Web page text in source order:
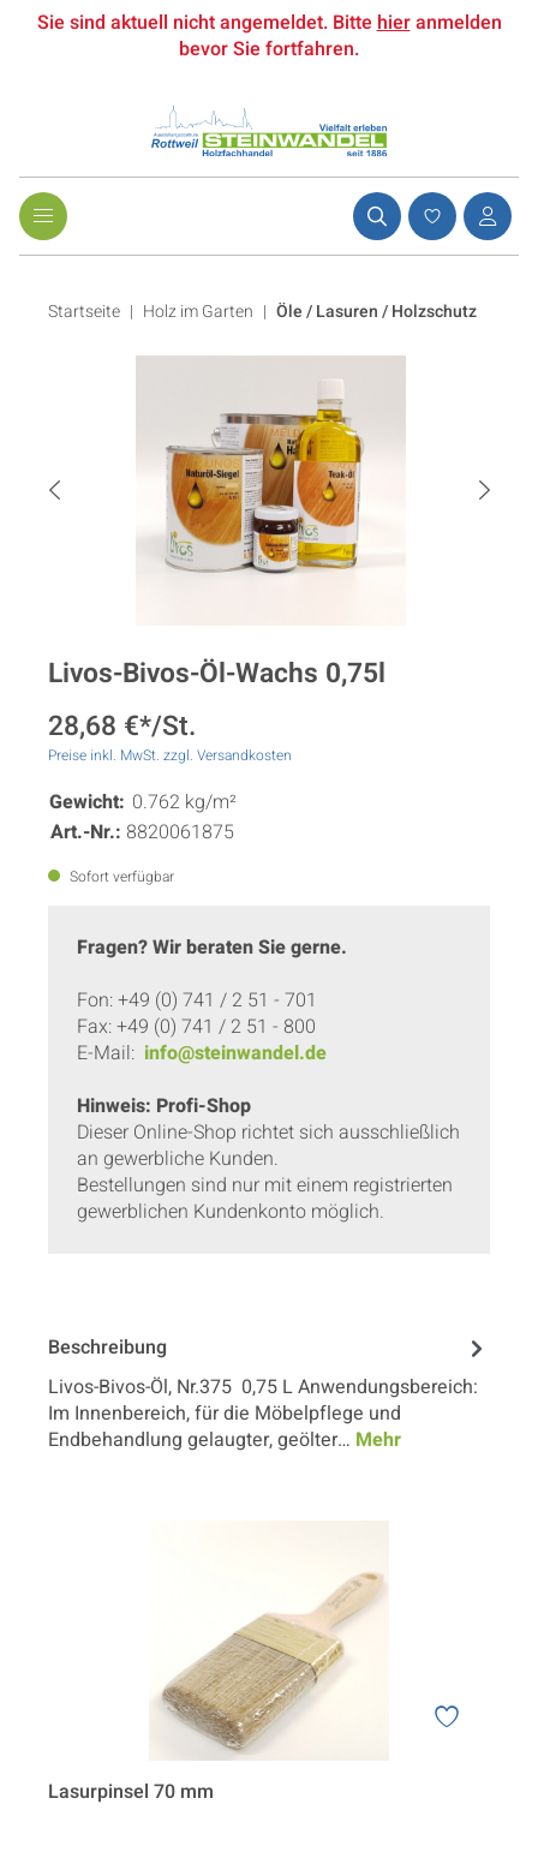
Sie sind aktuell nicht angemeldet. Bittehieranmelden
bevor Sie fortfahren.
Startseite Holz im Garten | Öle / Lasuren / Holzschutz
Livos-Bivos-Öl-Wachs 0,75l
28,68 €*/St.
Preise inkl. MwSt. zzgl. Versandkosten
Gewicht: 0.762 kg/m²
Art.-Nr.: 8820061875
Sofort verfügbar
Fragen? Wir beraten Sie gerne.
Fon: +49 (0) 741 / 2 51 - 701
Fax: +49 (0) 741 / 2 51 - 800
E-Mail: info@steinwandel.de
Hinweis: Profi-Shop
Dieser Online-Shop richtet sich ausschließlich
an gewerbliche Kunden.
Bestellungen sind nur mit einem registrierten
gewerblichen Kundenkonto möglich.
Beschreibung
Livos-Bivos-Öl, Nr.375 0,75 L Anwendungsbereich:
Im Innenbereich, für die Möbelpflege und
Endbehandlung gelaugter, geölter… Mehr
Lasurpinsel 70 mm